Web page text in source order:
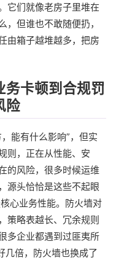
它们就像老房子里堆在
但谁也不敢随便扔，
由箱子越堆越多，把房
务卡顿到合规罚
险
能有什么影响”，但实
则，正在从性能、安
的风险，很多时候运维
源头恰恰是这些不起眼
心业务性能。防火墙对
策略表越长、冗余规则
多企业都遇到过匪夷所
几倍，防火墙也换成了